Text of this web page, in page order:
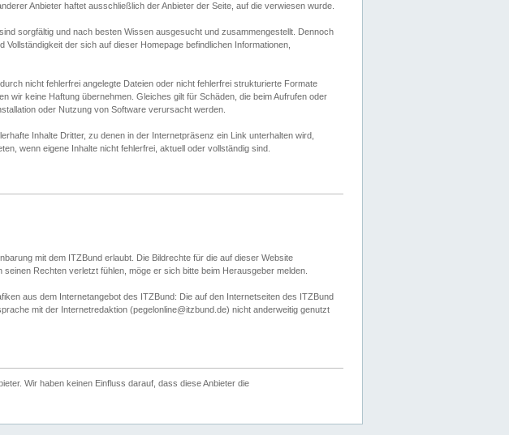
Anbieter haftet ausschließlich der Anbieter der Seite, auf die verwiesen wurde.
sorgfältig und nach besten Wissen ausgesucht und zusammengestellt. Dennoch
der sich auf dieser Homepage befindlichen Informationen,
nicht fehlerfrei angelegte Dateien oder nicht fehlerfrei strukturierte Formate
wir keine Haftung übernehmen. Gleiches gilt für Schäden, die beim Aufrufen oder
oder Nutzung von Software verursacht werden.
Inhalte Dritter, zu denen in der Internetpräsenz ein Link unterhalten wird,
wenn eigene Inhalte nicht fehlerfrei, aktuell oder vollständig sind.
mit dem ITZBund erlaubt. Die Bildrechte für die auf dieser Website
Rechten verletzt fühlen, möge er sich bitte beim Herausgeber melden.
aus dem Internetangebot des ITZBund: Die auf den Internetseiten des ITZBund
mit der Internetredaktion (pegelonline@itzbund.de) nicht anderweitig genutzt
Wir haben keinen Einfluss darauf, dass diese Anbieter die